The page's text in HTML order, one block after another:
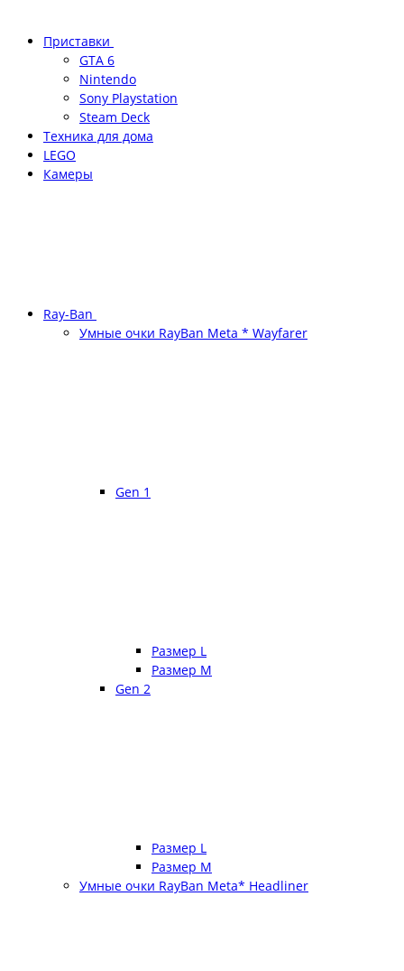
Приставки
GTA 6
Nintendo
Sony Playstation
Steam Deck
Техника для дома
LEGO
Камеры
Ray-Ban
Умные очки RayBan Meta * Wayfarer
Gen 1
Размер L
Размер М
Gen 2
Размер L
Размер М
Умные очки RayBan Meta* Headliner